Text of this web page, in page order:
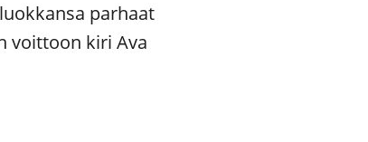
parhaat
voittoon kiri Ava